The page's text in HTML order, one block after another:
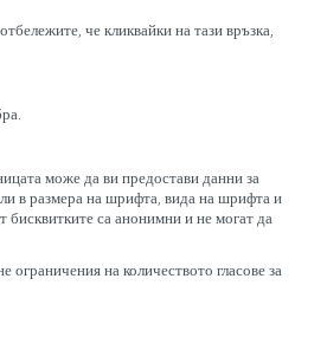
че кликвайки на тази връзка,
може да ви предостави данни за
в размера на шрифта, вида на шрифта и
бисквитките са анонимни и не могат да
на количеството гласове за